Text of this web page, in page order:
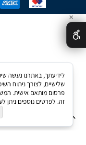
✕
שלישיים, לצורך ניתוח
פרסום מותאם אישית.
זה. לפרטים נוספים ניתן